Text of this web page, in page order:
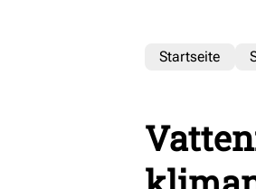
Startseite